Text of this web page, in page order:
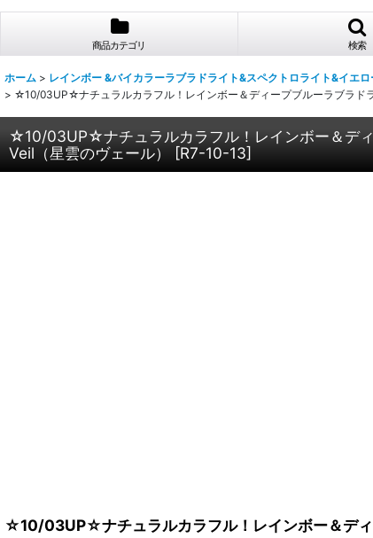
商品カテゴリ 検索
ホーム > レインボー &バイカラーラブラドライト&スペクトロライト&イエロ
> ☆10/03UP☆ナチュラルカラフル！レインボー＆ディープブルーラブラド
☆10/03UP☆ナチュラルカラフル！レインボー＆デ
Veil（星雲のヴェール）
[R7-10-13]
☆10/03UP☆ナチュラルカラフル！レインボー＆デ